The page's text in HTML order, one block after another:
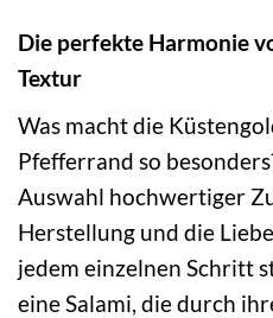
Die perfekte Harmonie
Textur
Was macht die
Pfefferrand so
Auswahl hochwertiger
Herstellung und die
jedem einzelnen Schritt
eine Salami, die durch